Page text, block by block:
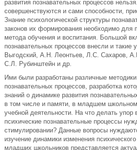
развития познавательных процессов
совершенствуются и сами способности,
Знание психологической структуры
законов их формирования необходимо для
метода обучения и воспитания. Большой
познавательных процессов внесли и такие
Выгодский, А.Н. Леонтьев, Л.С. Сахаров,
С.Л. Рубинштейн и др.
Ими были разработаны различные
познавательных процессов, разработка
знаний о динамике развития
в том числе и памяти, в младшем школьном
учебной деятельности. На что делать упор
психические познавательные процессы
стимулировании? Данные вопросы
изучение динамики изменения
младших школьников представляется